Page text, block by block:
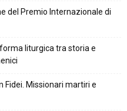
del Premio Internazionale di
liturgica tra storia e
Fidei. Missionari martiri e